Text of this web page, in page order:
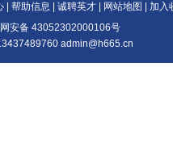
帮助信息 诚聘英才 网站地图
加入
安备 43052302000106号
admin@h665.cn